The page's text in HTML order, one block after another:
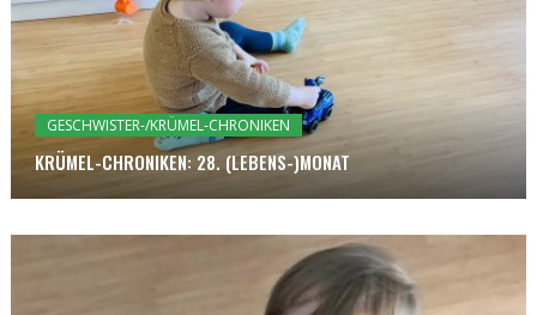
GESCHWISTER-/KRÜMEL-CHRONIKEN
KRÜMEL-CHRONIKEN: 28. (LEBENS-)MONAT